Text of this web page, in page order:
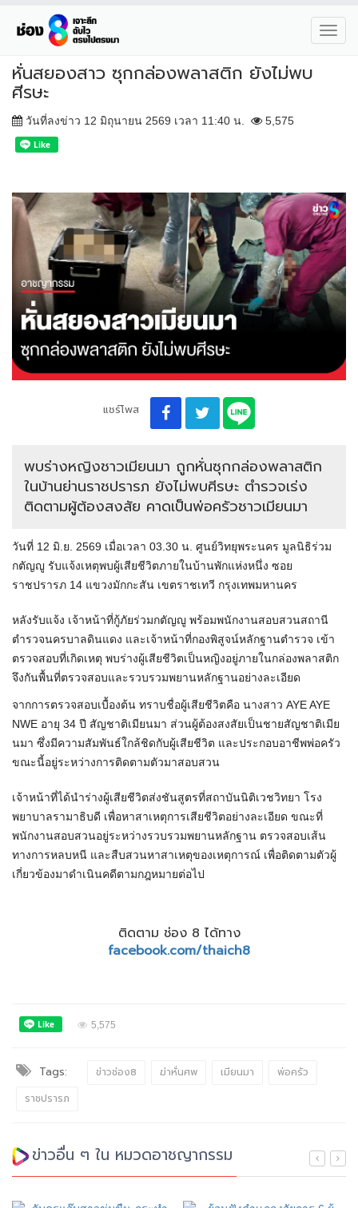
หั่นสยองสาว ซุกกล่องพลาสติก ยังไม่พบ
ศีรษะ
วันที่ลงข่าว 12 มิถุนายน 2569 เวลา 11:40 น. 5,575
แชร์โพส
พบร่างหญิงชาวเมียนมา ถูกหั่นซุกกล่องพลาสติก
ในบ้านย่านราชปรารภ ยังไม่พบศีรษะ ตำรวจเร่ง
ติดตามผู้ต้องสงสัย คาดเป็นพ่อครัวชาวเมียนมา
วันที่ 12 มิ.ย. 2569 เมื่อเวลา 03.30 น. ศูนย์วิทยุพระนคร มูลนิธิร่วม
กตัญญู รับแจ้งเหตุพบผู้เสียชีวิตภายในบ้านพักแห่งหนึ่ง ซอย
ราชปรารภ 14 แขวงมักกะสัน เขตราชเทวี กรุงเทพมหานคร
หลังรับแจ้ง เจ้าหน้าที่กู้ภัยร่วมกตัญญู พร้อมพนักงานสอบสวนสถานี
ตำรวจนครบาลดินแดง และเจ้าหน้าที่กองพิสูจน์หลักฐานตำรวจ เข้า
ตรวจสอบที่เกิดเหตุ พบร่างผู้เสียชีวิตเป็นหญิงอยู่ภายในกล่องพลาสติก
จึงกันพื้นที่ตรวจสอบและรวบรวมพยานหลักฐานอย่างละเอียด
จากการตรวจสอบเบื้องต้น ทราบชื่อผู้เสียชีวิตคือ นางสาว AYE AYE
NWE อายุ 34 ปี สัญชาติเมียนมา ส่วนผู้ต้องสงสัยเป็นชายสัญชาติเมีย
นมา ซึ่งมีความสัมพันธ์ใกล้ชิดกับผู้เสียชีวิต และประกอบอาชีพพ่อครัว
ขณะนี้อยู่ระหว่างการติดตามตัวมาสอบสวน
เจ้าหน้าที่ได้นำร่างผู้เสียชีวิตส่งชันสูตรที่สถาบันนิติเวชวิทยา โรง
พยาบาลรามาธิบดี เพื่อหาสาเหตุการเสียชีวิตอย่างละเอียด ขณะที่
พนักงานสอบสวนอยู่ระหว่างรวบรวมพยานหลักฐาน ตรวจสอบเส้น
ทางการหลบหนี และสืบสวนหาสาเหตุของเหตุการณ์ เพื่อติดตามตัวผู้
เกี่ยวข้องมาดำเนินคดีตามกฎหมายต่อไป
ติดตาม ช่อง 8 ได้ทาง
facebook.com/thaich8
5,575
Tags: ข่าวช่อง8 ฆ่าหั่นศพ เมียนมา
พ่อครัว
ราชปรารภ
ข่าวอื่น ๆ ใน หมวดอาชญากรรม